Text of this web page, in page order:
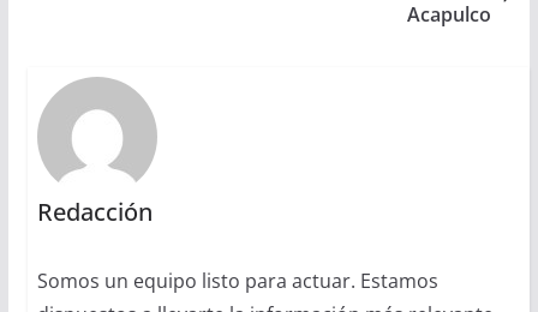
Acapulco
Redacción
Somos un equipo listo para actuar. Estamos